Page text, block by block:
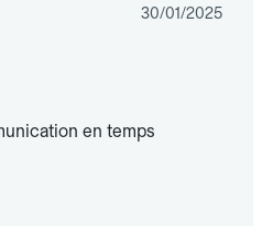
30/01/2025
en temps